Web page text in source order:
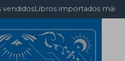
vendidosLibros importados más